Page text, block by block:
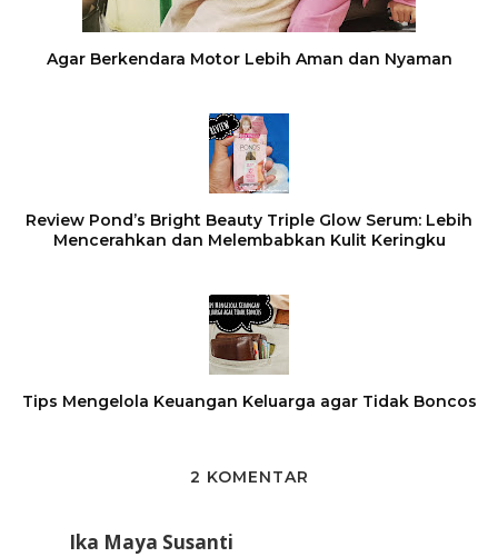
Agar Berkendara Motor Lebih Aman dan Nyaman
Review Pond’s Bright Beauty Triple Glow Serum: Lebih
Mencerahkan dan Melembabkan Kulit Keringku
Tips Mengelola Keuangan Keluarga agar Tidak Boncos
2 KOMENTAR
Ika Maya Susanti